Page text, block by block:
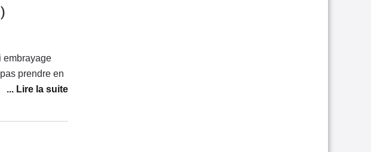
embrayage
prendre en
de finir au
rapidement